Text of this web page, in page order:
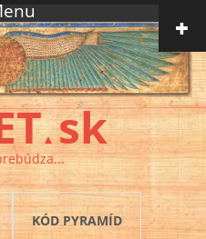
▲ sk
KÓD PYRAMÍD